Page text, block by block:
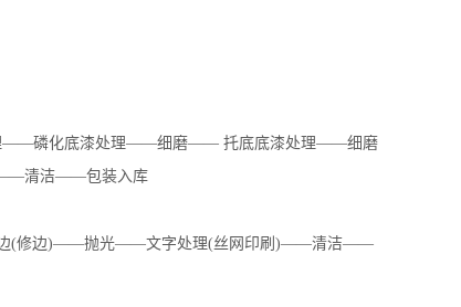
——磷化底漆处理——细磨—— 托底底漆处理——细磨
清洁——包装入库
(修边)——抛光——文字处理(丝网印刷 )——清洁——